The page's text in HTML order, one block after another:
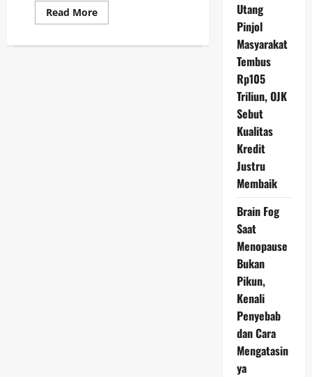
Read MoreRead
more
Tips
Utang
Pinjol
Masyarakat
Tembus
Rp105
Triliun, OJK
Sebut
Kualitas
Kredit
Justru
Membaik
Brain Fog
Saat
Menopause
Bukan
Pikun,
Kenali
Penyebab
dan Cara
Mengatasin
ya